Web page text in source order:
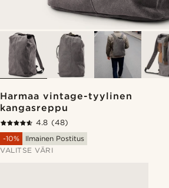
Harmaa vintage-tyylinen
kangasreppu
4.8 (48)
-10%
Ilmainen Postitus
VALITSE VÄRI